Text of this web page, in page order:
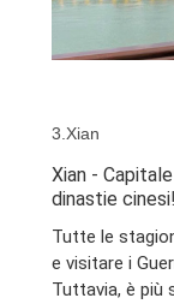
3.Xian
Xian -
dinastie cinesi!
Tutte le
e visitare i
Tuttavia, è più